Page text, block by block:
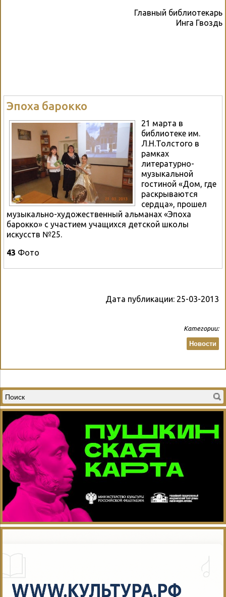
Главный библиотекарь
Инга Гвоздь
Эпоха барокко
21 марта в
библиотеке им.
Л.Н.Толстого в
рамках
литературно-
музыкальной
гостиной «Дом, где
раскрываются
сердца», прошел
музыкально-художественный альманах «Эпоха
барокко» с участием учащихся детской школы
искусств №25.
43 Фото
Дата публикации: 25-03-2013
Категории:
Новости